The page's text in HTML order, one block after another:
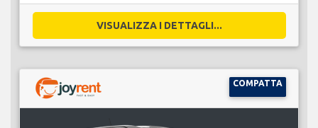
VISUALIZZA I DETTAGLI...
COMPATTA